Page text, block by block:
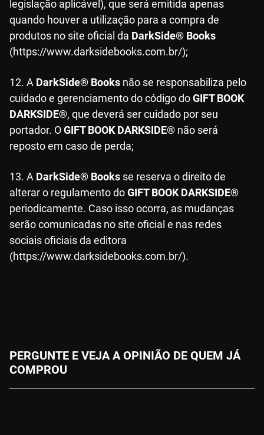
legislação aplicável), que será emitida apenas
quando houver a utilização para a compra de
produtos no site oficial da DarkSide® Books
(https://www.darksidebooks.com.br/);
12. A DarkSide® Books não se responsabiliza pelo
cuidado e gerenciamento do código doGIFT BOOK
DARKSIDE®, que deverá ser cuidado por seu
portador. OGIFT BOOK DARKSIDE® não será
reposto em caso de perda;
13. A DarkSide® Books se reserva o direito de
alterar o regulamento doGIFT BOOK DARKSIDE®
periodicamente. Caso isso ocorra, as mudanças
serão comunicadas no site oficial e nas redes
sociais oficiais da editora
(https://www.darksidebooks.com.br/).
PERGUNTE E VEJA A OPINIÃO DE QUEM JÁ
COMPROU